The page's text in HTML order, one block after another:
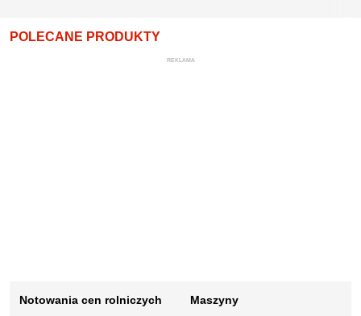
POLECANE PRODUKTY
REKLAMA
Notowania cen rolniczych
Maszyny